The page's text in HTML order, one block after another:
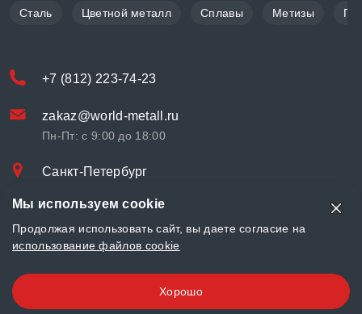
Сталь Цветной металл Сплавы Метизы
+7 (812) 223-74-23
zakaz@world-metall.ru
Пн-Пт: с 9:00 до 18:00
Санкт-Петербург
© «World Metall» 2025, Разработка и комплексное продвижение
"LCAgency"
Мы используем cookie
Продолжая использовать сайт, вы даете согласие на
использование файлов cookie
Хорошо